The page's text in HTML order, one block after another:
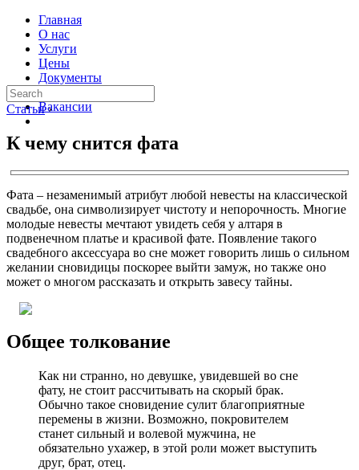
Главная
О нас
Услуги
Цены
Документы
Контакты
Вакансии
Статьи ›
К чему снится фата
Фата – незаменимый атрибут любой невесты на классической
свадьбе, она символизирует чистоту и непорочность. Многие
молодые невесты мечтают увидеть себя у алтаря в
подвенечном платье и красивой фате. Появление такого
свадебного аксессуара во сне может говорить лишь о сильном
желании сновидицы поскорее выйти замуж, но также оно
может о многом рассказать и открыть завесу тайны.
Общее толкование
Как ни странно, но девушке, увидевшей во сне
фату, не стоит рассчитывать на скорый брак.
Обычно такое сновидение сулит благоприятные
перемены в жизни. Возможно, покровителем
станет сильный и волевой мужчина, не
обязательно ухажер, в этой роли может выступить
друг, брат, отец.